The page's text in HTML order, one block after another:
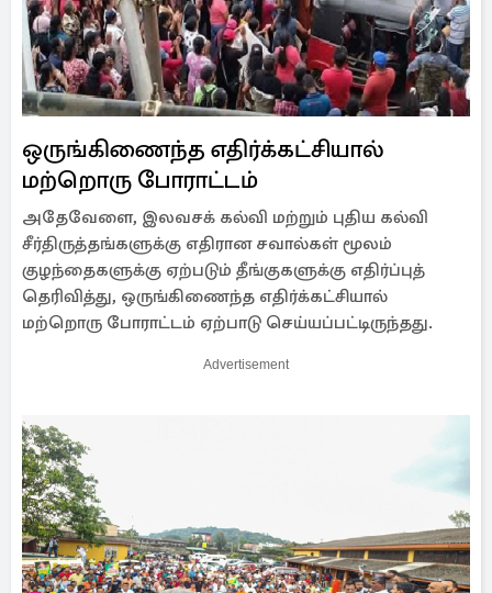
ஒருங்கிணைந்த எதிர்க்கட்சியால்
மற்றொரு போராட்டம்
அதேவேளை, இலவசக் கல்வி மற்றும் புதிய கல்வி
சீர்திருத்தங்களுக்கு எதிரான சவால்கள் மூலம்
குழந்தைகளுக்கு ஏற்படும் தீங்குகளுக்கு எதிர்ப்புத்
தெரிவித்து, ஒருங்கிணைந்த எதிர்க்கட்சியால்
மற்றொரு போராட்டம் ஏற்பாடு செய்யப்பட்டிருந்தது.
Advertisement